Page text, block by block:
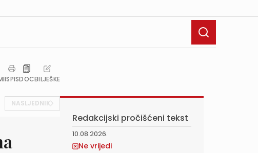
ISPISDOCBILJEŠKE
NASLJEDNIK
Redakcijski pročišćeni tekst
10.08.2026.
Ne vrijedi